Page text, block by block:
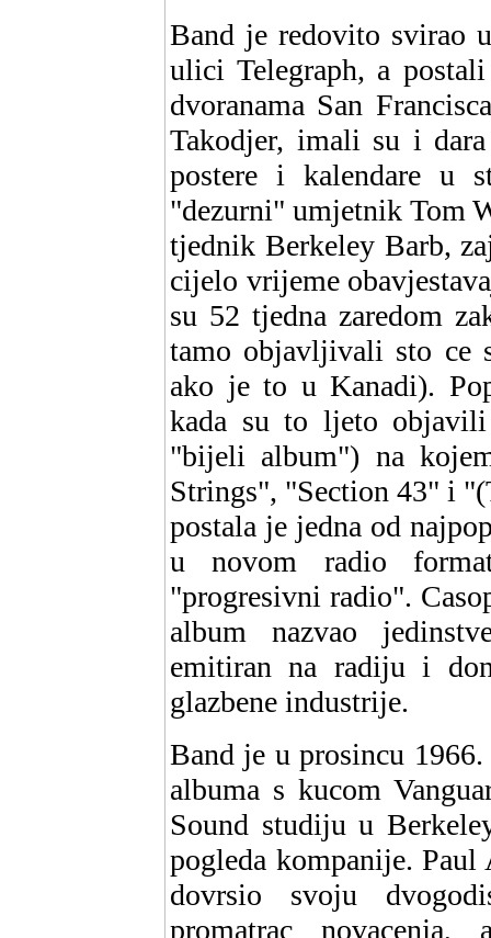
Band je redovito svirao
ulici Telegraph, a
dvoranama San
Takodjer, imali su i
postere i kalendare u
"dezurni" umjetnik Tom
tjednik Berkeley Barb,
cijelo vrijeme
su 52 tjedna zaredom
tamo objavljivali sto ce
ako je to u Kanadi).
kada su to ljeto
"bijeli album") na
Strings", "Section 43" i
postala je jedna od
u novom radio
"progresivni radio".
album nazvao
emitiran na radiju i
glazbene industrije.
Band je u prosincu
albuma s kucom
Sound studiju u
pogleda kompanije.
dovrsio svoju
promatrac